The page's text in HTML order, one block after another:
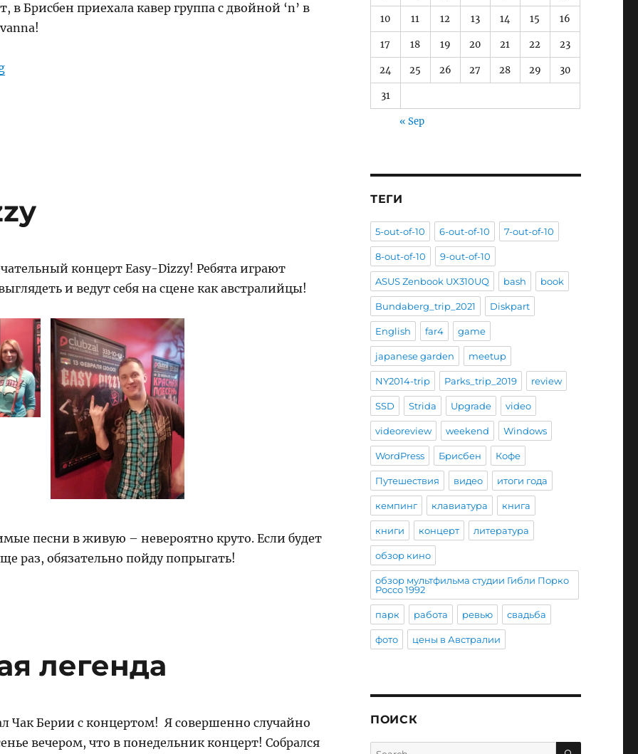
в Брисбен приехала кавер группа с двойной ‘n’ в
“Nirvanna выступает в Брисбене!”
концерт Easy-Dizzy! Ребята играют
и ведут себя на сцене как австралийцы!
песни в живую – невероятно круто. Если будет
раз, обязательно пойду попрыгать!
легенда
Чак Берии с концертом! Я совершенно случайно
вечером, что в понедельник концерт! Собрался
10 11 12 13 14 15 16
17 18 19 20 21 22 23
24 25 26 27 28 29 30
31
« Sep
ТЕГИ
5-out-of-10 6-out-of-10 7-out-of-10
8-out-of-10 9-out-of-10
ASUS Zenbook UX310UQ bash book
Bundaberg_trip_2021 Diskpart
English far4 game
japanese garden meetup
NY2014-trip Parks_trip_2019 review
SSD Strida Upgrade video
videoreview weekend Windows
WordPress Брисбен Кофе
Путешествия видео итоги года
кемпинг клавиатура книга
книги концерт литература
обзор кино
обзор мультфильма студии Гибли Порко
Россо 1992
парк работа ревью свадьба
фото цены в Австралии
ПОИСК
Search SEARCH